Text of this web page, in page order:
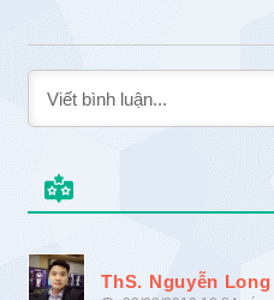
ThS. Nguyễn Long